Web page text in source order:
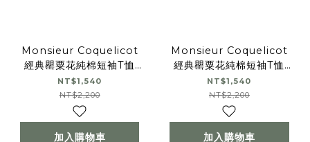
Monsieur Coquelicot
經典罌粟花純棉短袖T恤
(白)
NT$1,540
NT$2,200
加入購物車
Monsieur Coquelicot
經典罌粟花純棉短袖T恤
(黑)
NT$1,540
NT$2,200
加入購物車